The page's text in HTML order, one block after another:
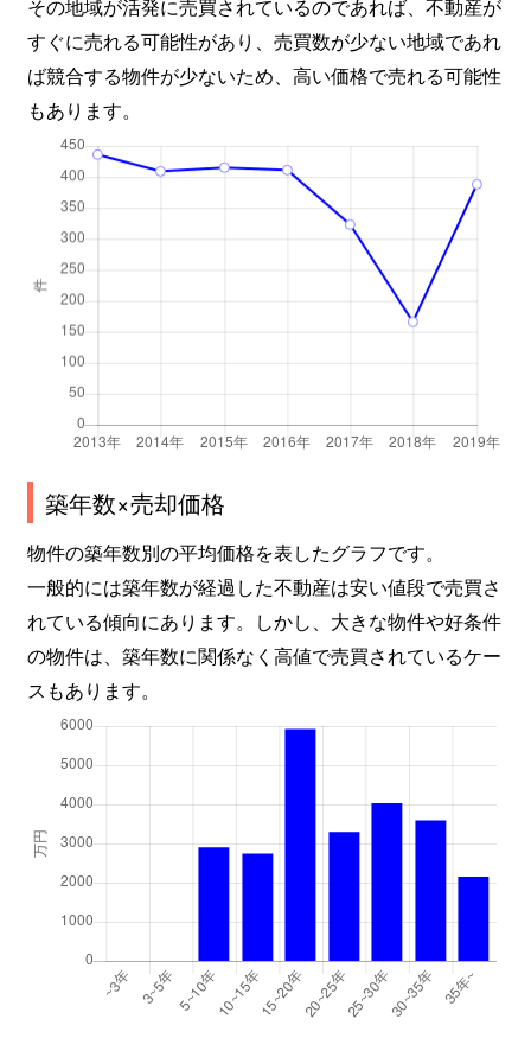
その地域が活発に売買されているのであれば、不動産が
すぐに売れる可能性があり、売買数が少ない地域であれ
ば競合する物件が少ないため、高い価格で売れる可能性
もあります。
築年数×売却価格
物件の築年数別の平均価格を表したグラフです。
一般的には築年数が経過した不動産は安い値段で売買さ
れている傾向にあります。しかし、大きな物件や好条件
の物件は、築年数に関係なく高値で売買されているケー
スもあります。